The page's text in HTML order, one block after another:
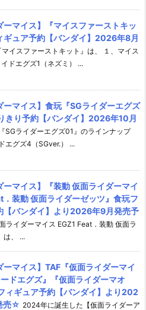
ーマイス】『マイスファーストキッ
ギュア予約【バンダイ】2026年8月
マイスファーストキット』は、 １、マイス
ドエグズ1（ネズミ） ...
ーマイス】食玩『SGライダーエグズ
きり予約【バンダイ】2026年10月
『SGライダーエグズ01』のラインナップ
エグズ4（SGver.） ...
ーマイス】『装動 仮面ライダーマイ
．装動 仮面ライダーゼッツ』食玩フ
【バンダイ】より2026年9月発売予
面ライダーマイス EGZ1 Feat．装動 仮面ラ
は、 ...
ーマイス】TAF『仮面ライダーマイ
ドエグズ』『仮面ライダーマオ
ィギュア予約【バンダイ】より202
売☆ 2024年に誕生した【仮面ライダーア